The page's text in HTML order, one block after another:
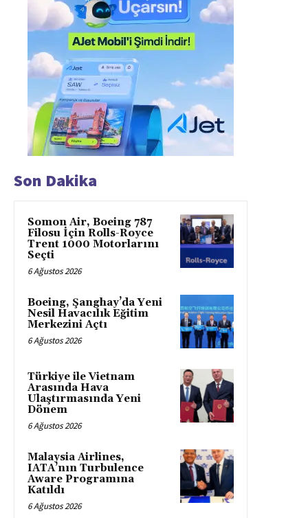
Son Dakika
Somon Air, Boeing 787
Filosu İçin Rolls-Royce
Trent 1000 Motorlarını
Seçti
6 Ağustos 2026
Boeing, Şanghay’da Yeni
Nesil Havacılık Eğitim
Merkezini Açtı
6 Ağustos 2026
Türkiye ile Vietnam
Arasında Hava
Ulaştırmasında Yeni
Dönem
6 Ağustos 2026
Malaysia Airlines,
IATA’nın Turbulence
Aware Programına
Katıldı
6 Ağustos 2026